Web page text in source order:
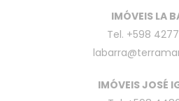
IMÓVEIS LA
Tel. +598
IMÓVEIS JOSÉ